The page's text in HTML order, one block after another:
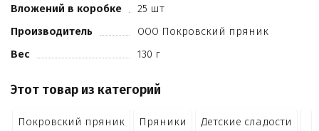
глазурь кондитерская Классика белая (сахар
заменитель какао-масла
эмульгатор соевый лецитин
глазурь кондитерская Классика (сахар
какао - порошок
Вложений в коробке
25 шт
Производитель
ООО Покровский пряник
Вес
130 г
Этот товар из категорий
Покровский пряник Пряники Детские сладости